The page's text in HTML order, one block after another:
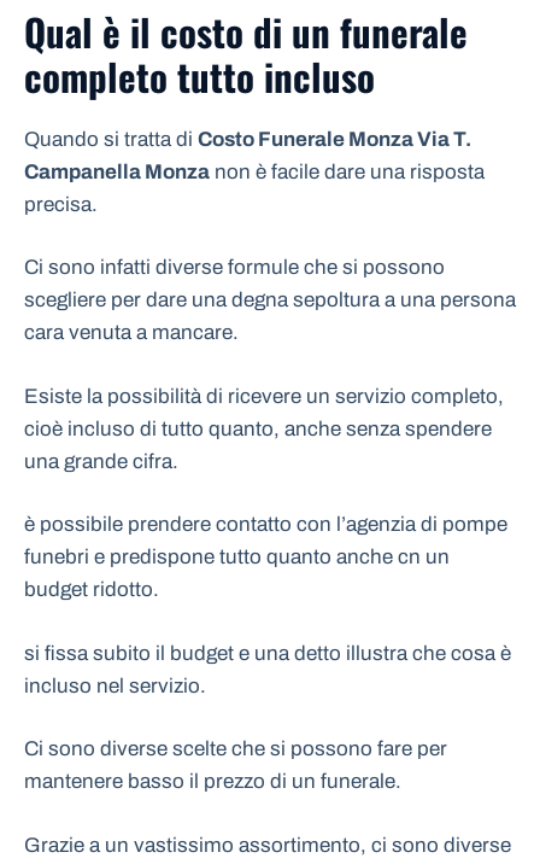
Qual è il costo di un funerale
completo tutto incluso
Quando si tratta di Costo Funerale Monza Via T.
Campanella Monza non è facile dare una risposta
precisa.
Ci sono infatti diverse formule che si possono
scegliere per dare una degna sepoltura a una persona
cara venuta a mancare.
Esiste la possibilità di ricevere un servizio completo,
cioè incluso di tutto quanto, anche senza spendere
una grande cifra.
è possibile prendere contatto con l’agenzia di pompe
funebri e predispone tutto quanto anche cn un
budget ridotto.
si fissa subito il budget e una detto illustra che cosa è
incluso nel servizio.
Ci sono diverse scelte che si possono fare per
mantenere basso il prezzo di un funerale.
Grazie a un vastissimo assortimento, ci sono diverse